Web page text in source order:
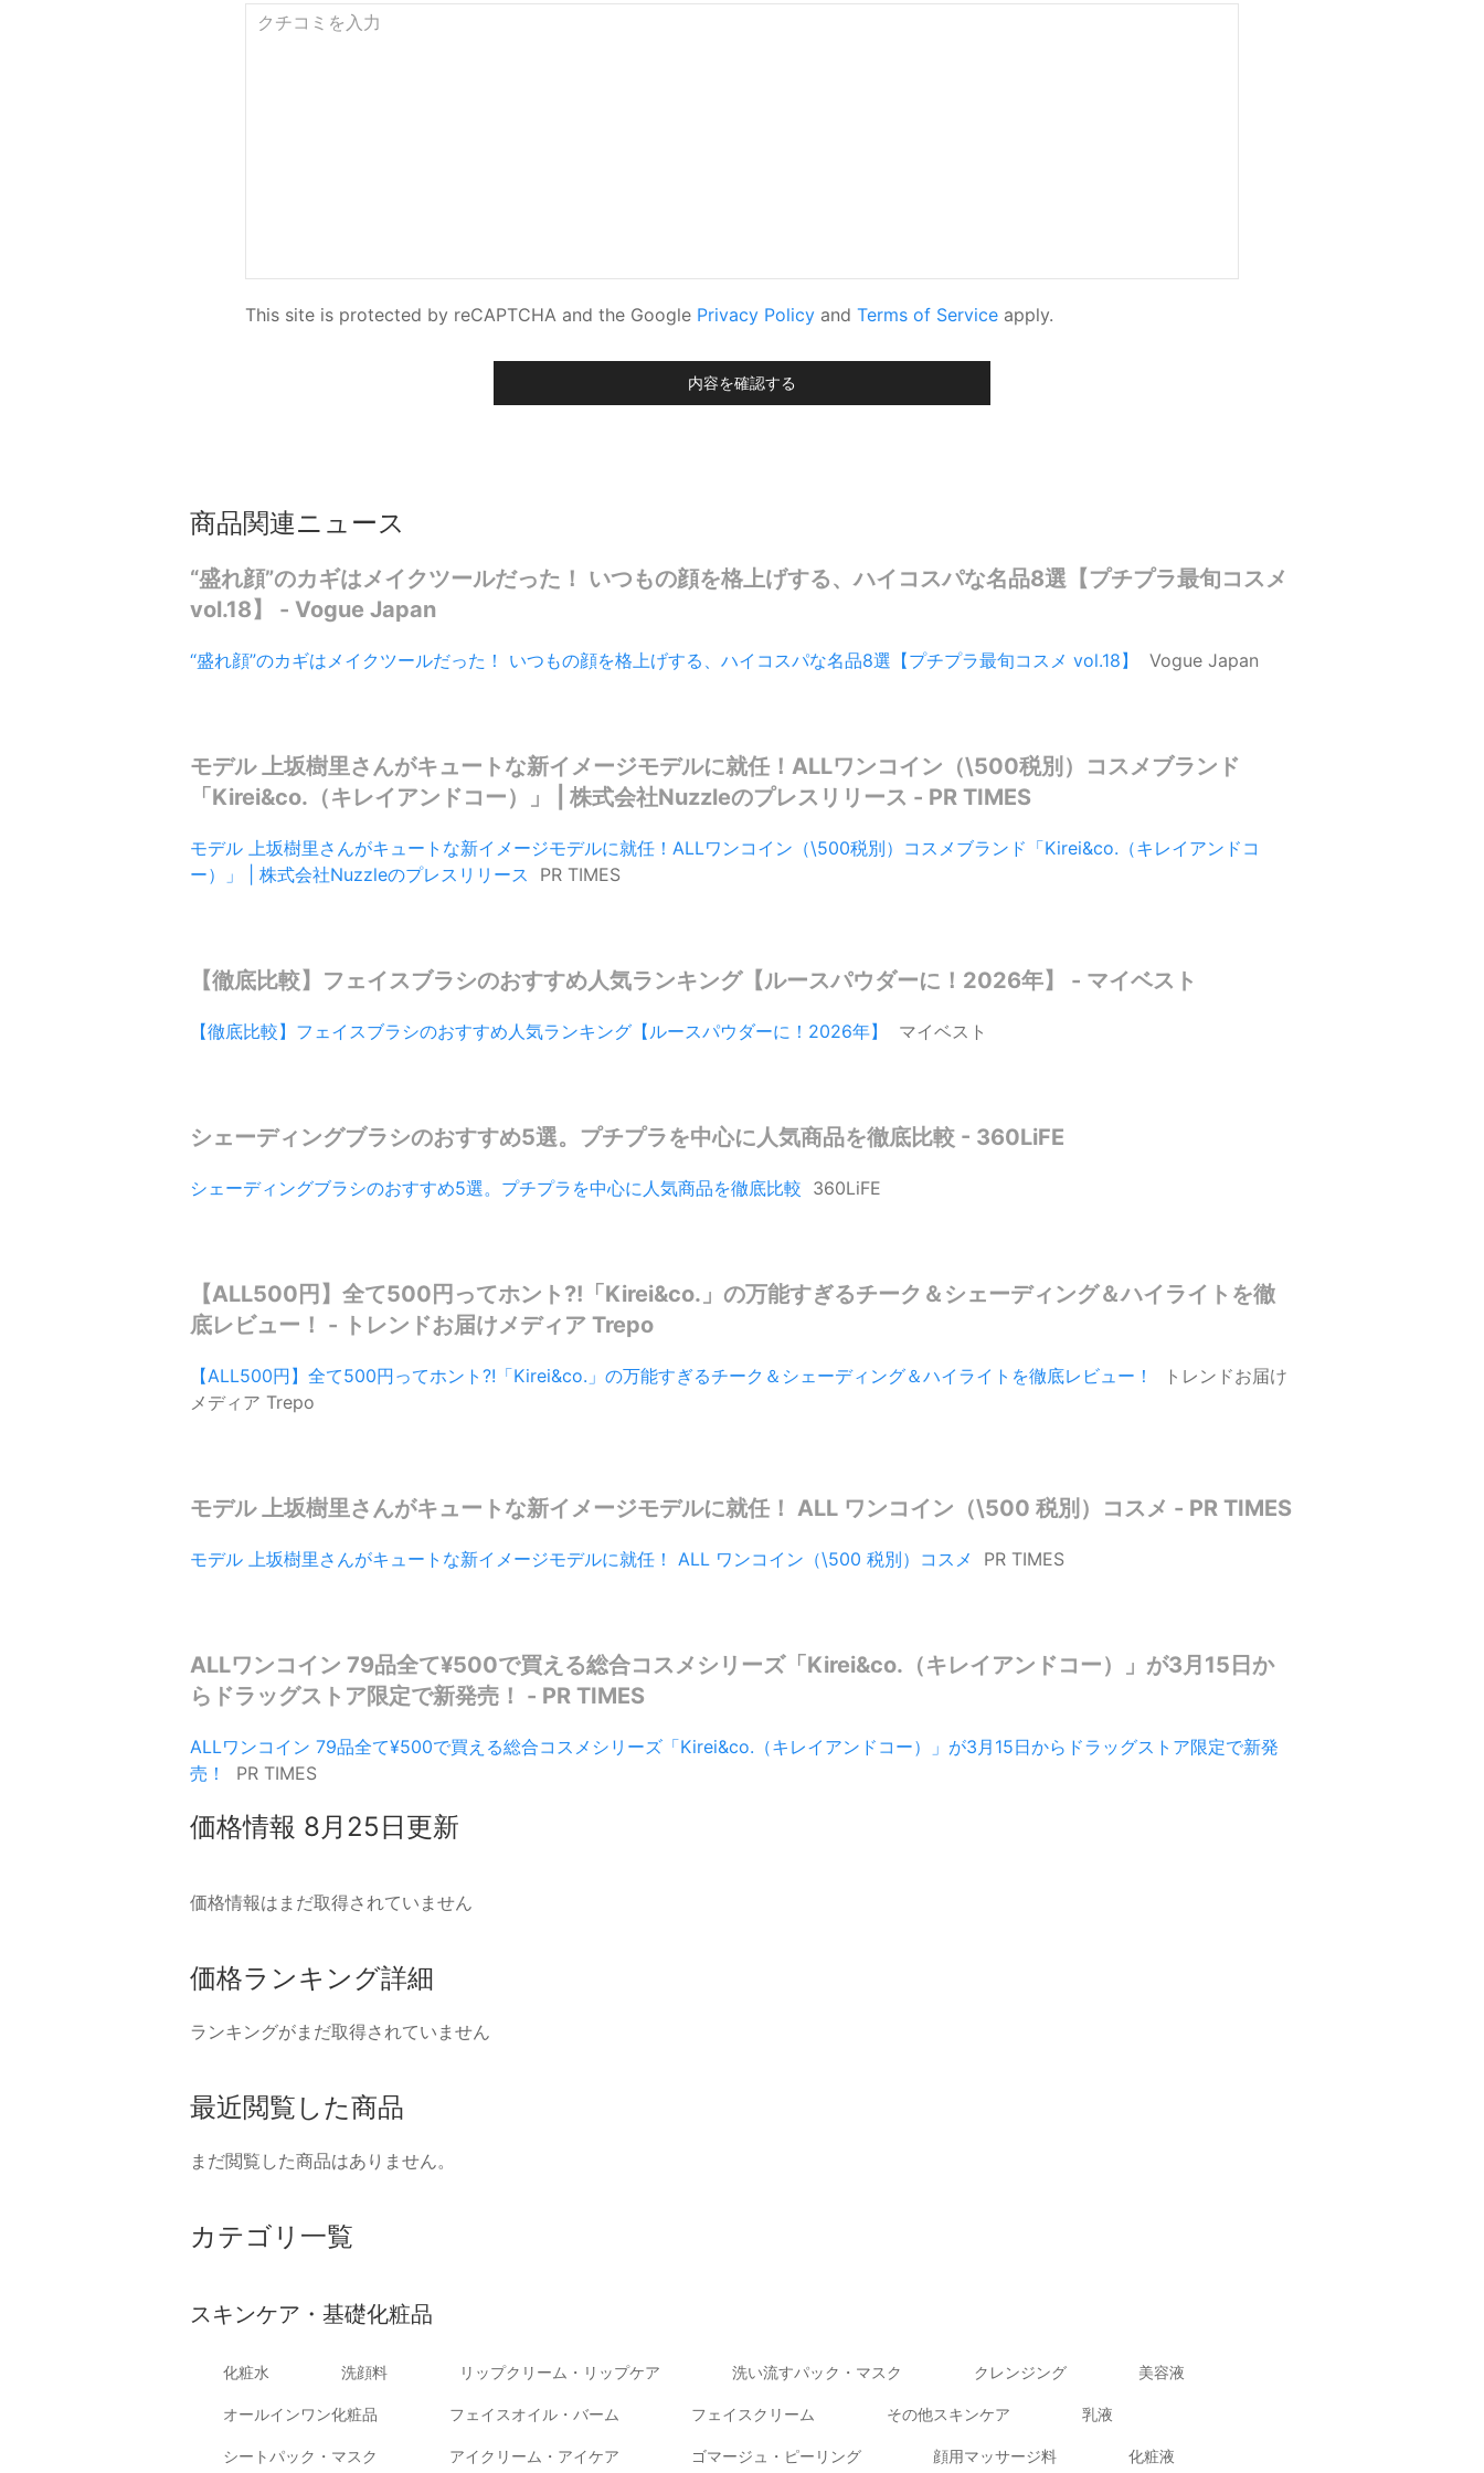
This site is protected by reCAPTCHA and the Google Privacy Policy and Terms of Service apply.
内容を確認する
商品関連ニュース
“盛れ顔”のカギはメイクツールだった！ いつもの顔を格上げする、ハイコスパな名品8選【プチプラ最旬コスメ
vol.18】 - Vogue Japan
“盛れ顔”のカギはメイクツールだった！ いつもの顔を格上げする、ハイコスパな名品8選【プチプラ最旬コスメ vol.18】 Vogue Japan
モデル 上坂樹里さんがキュートな新イメージモデルに就任！ALLワンコイン（\500税別）コスメブランド
「Kirei&co.（キレイアンドコー）」 | 株式会社Nuzzleのプレスリリース - PR TIMES
モデル 上坂樹里さんがキュートな新イメージモデルに就任！ALLワンコイン（\500税別）コスメブランド「Kirei&co.（キレイアンドコ
ー）」 | 株式会社Nuzzleのプレスリリース
PR TIMES
【徹底比較】フェイスブラシのおすすめ人気ランキング【ルースパウダーに！2026年】 - マイベスト
【徹底比較】フェイスブラシのおすすめ人気ランキング【ルースパウダーに！2026年】 マイベスト
シェーディングブラシのおすすめ5選。プチプラを中心に人気商品を徹底比較 - 360LiFE
シェーディングブラシのおすすめ5選。プチプラを中心に人気商品を徹底比較 360LiFE
【ALL500円】全て500円ってホント?!「Kirei&co.」の万能すぎるチーク＆シェーディング＆ハイライトを徹
底レビュー！ - トレンドお届けメディア Trepo
【ALL500円】全て500円ってホント?!「Kirei&co.」の万能すぎるチーク＆シェーディング＆ハイライトを徹底レビュー！
トレンドお届け
メディア Trepo
モデル 上坂樹里さんがキュートな新イメージモデルに就任！ ALL ワンコイン（\500 税別）コスメ - PR TIMES
モデル 上坂樹里さんがキュートな新イメージモデルに就任！ ALL ワンコイン（\500 税別）コスメ PR TIMES
ALLワンコイン 79品全て¥500で買える総合コスメシリーズ「Kirei&co.（キレイアンドコー）」が3月15日か
らドラッグストア限定で新発売！ - PR TIMES
ALLワンコイン 79品全て¥500で買える総合コスメシリーズ「Kirei&co.（キレイアンドコー）」が3月15日からドラッグストア限定で新発
売！
PR TIMES
価格情報 8月25日更新
価格情報はまだ取得されていません
価格ランキング詳細
ランキングがまだ取得されていません
最近閲覧した商品
まだ閲覧した商品はありません。
カテゴリ一覧
スキンケア・基礎化粧品
化粧水 洗顔料 リップクリーム・リップケア 洗い流すパック・マスク クレンジング 美容液
オールインワン化粧品 フェイスオイル・バーム フェイスクリーム その他スキンケア 乳液
シートパック・マスク アイクリーム・アイケア ゴマージュ・ピーリング 顔用マッサージ料 化粧液